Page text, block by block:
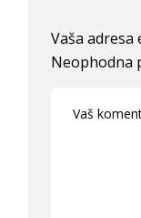
Vaša
Neophodna